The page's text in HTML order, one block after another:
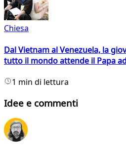
Chiesa
Dal Vietnam al Venezuela, la
tutto il mondo attende il Papa
1 min di lettura
Idee e commenti